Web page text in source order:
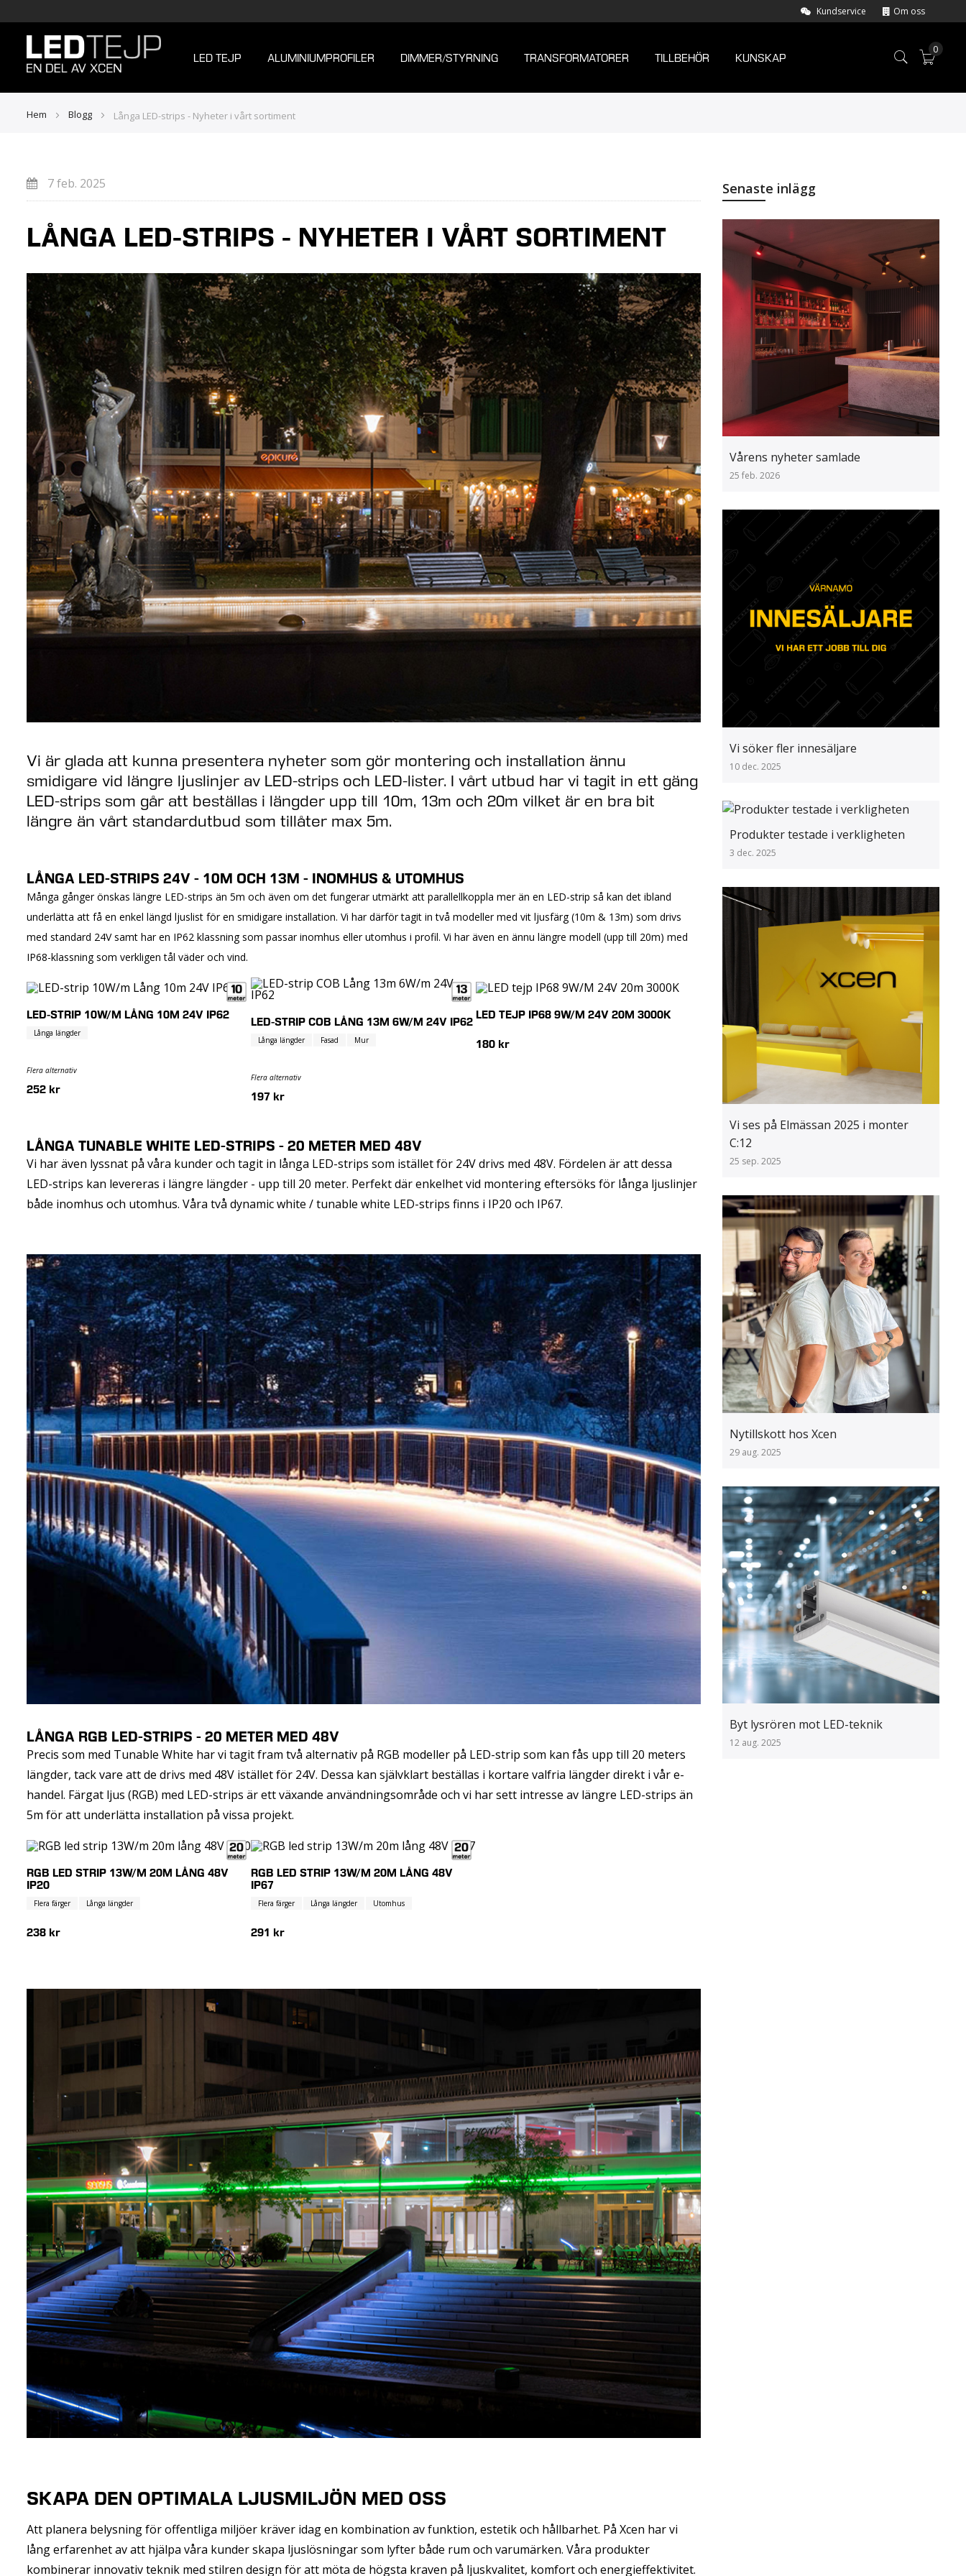
Kundservice Om oss
LED TEJP ALUMINIUMPROFILER DIMMER/STYRNING TRANSFORMATORER TILLBEHÖR KUNSKAP
0
Hem Blogg Långa LED-strips - Nyheter i vårt sortiment
7 feb. 2025
LÅNGA LED-STRIPS - NYHETER I VÅRT SORTIMENT
Vi är glada att kunna presentera nyheter som gör montering och installation ännu
smidigare vid längre ljuslinjer av LED-strips och LED-lister. I vårt utbud har vi tagit in ett gäng
LED-strips som går att beställas i längder upp till 10m, 13m och 20m vilket är en bra bit
längre än vårt standardutbud som tillåter max 5m.
LÅNGA LED-STRIPS 24V - 10M OCH 13M - INOMHUS & UTOMHUS
Många gånger önskas längre LED-strips än 5m och även om det fungerar utmärkt att parallellkoppla mer än en LED-strip så kan det ibland
underlätta att få en enkel längd ljuslist för en smidigare installation. Vi har därför tagit in två modeller med vit ljusfärg (10m & 13m) som drivs
med standard 24V samt har en IP62 klassning som passar inomhus eller utomhus i profil. Vi har även en ännu längre modell (upp till 20m) med
IP68-klassning som verkligen tål väder och vind.
LED-STRIP 10W/M LÅNG 10M 24V IP62
Långa längder
Flera alternativ
252 kr
LED-STRIP COB LÅNG 13M 6W/M 24V IP62
Långa längder Fasad Mur
Flera alternativ
197 kr
LED TEJP IP68 9W/M 24V 20M 3000K
180 kr
LÅNGA TUNABLE WHITE LED-STRIPS - 20 METER MED 48V
Vi har även lyssnat på våra kunder och tagit in långa LED-strips som istället för 24V drivs med 48V. Fördelen är att dessa
LED-strips kan levereras i längre längder - upp till 20 meter. Perfekt där enkelhet vid montering eftersöks för långa ljuslinjer
både inomhus och utomhus. Våra två dynamic white / tunable white LED-strips finns i IP20 och IP67.
LÅNGA RGB LED-STRIPS - 20 METER MED 48V
Precis som med Tunable White har vi tagit fram två alternativ på RGB modeller på LED-strip som kan fås upp till 20 meters
längder, tack vare att de drivs med 48V istället för 24V. Dessa kan självklart beställas i kortare valfria längder direkt i vår e-
handel. Färgat ljus (RGB) med LED-strips är ett växande användningsområde och vi har sett intresse av längre LED-strips än
5m för att underlätta installation på vissa projekt.
RGB LED STRIP 13W/M 20M LÅNG 48V
IP20
Flera färger Långa längder
238 kr
RGB LED STRIP 13W/M 20M LÅNG 48V
IP67
Flera färger Långa längder Utomhus
291 kr
SKAPA DEN OPTIMALA LJUSMILJÖN MED OSS
Att planera belysning för offentliga miljöer kräver idag en kombination av funktion, estetik och hållbarhet. På Xcen har vi
lång erfarenhet av att hjälpa våra kunder skapa ljuslösningar som lyfter både rum och varumärken. Våra produkter
kombinerar innovativ teknik med stilren design för att möta de högsta kraven på ljuskvalitet, komfort och energieffektivitet.
Senaste inlägg
Vårens nyheter samlade
25 feb. 2026
Vi söker fler innesäljare
10 dec. 2025
Produkter testade i verkligheten
3 dec. 2025
Vi ses på Elmässan 2025 i monter
C:12
25 sep. 2025
Nytillskott hos Xcen
29 aug. 2025
Byt lysrören mot LED-teknik
12 aug. 2025